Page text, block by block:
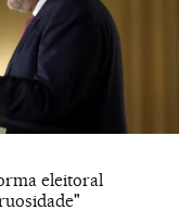
eleitoral